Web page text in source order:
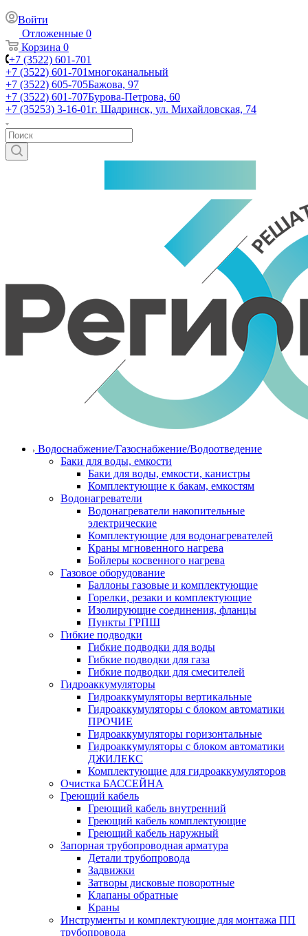
Войти
Отложенные 0
Корзина 0
+7 (3522) 601-701
+7 (3522) 601-701многоканальный
+7 (3522) 605-705Бажова, 97
+7 (3522) 601-707Бурова-Петрова, 60
+7 (35253) 3-16-01г. Шадринск, ул. Михайловская, 74
Водоснабжение/Газоснабжение/Водоотведение
Баки для воды, емкости
Баки для воды, емкости, канистры
Комплектующие к бакам, емкостям
Водонагреватели
Водонагреватели накопительные
электрические
Комплектующие для водонагревателей
Краны мгновенного нагрева
Бойлеры косвенного нагрева
Газовое оборудование
Баллоны газовые и комплектующие
Горелки, резаки и комплектующие
Изолирующие соединения, фланцы
Пункты ГРПШ
Гибкие подводки
Гибкие подводки для воды
Гибкие подводки для газа
Гибкие подводки для смесителей
Гидроаккумуляторы
Гидроаккумуляторы вертикальные
Гидроаккумуляторы с блоком автоматики
ПРОЧИЕ
Гидроаккумуляторы горизонтальные
Гидроаккумуляторы с блоком автоматики
ДЖИЛЕКС
Комплектующие для гидроаккумуляторов
Очистка БАССЕЙНА
Греющий кабель
Греющий кабель внутренний
Греющий кабель комплектующие
Греющий кабель наружный
Запорная трубопроводная арматура
Детали трубопровода
Задвижки
Затворы дисковые поворотные
Клапаны обратные
Краны
Инструменты и комплектующие для монтажа ПП
трубопровода